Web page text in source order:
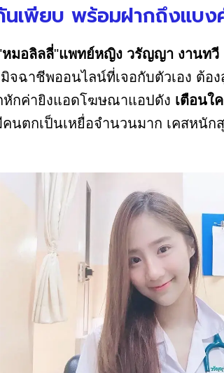
นเพียบ พร้อมฝากถึงแบง
หมอลิลลี่"แพทย์หญิง วรัญญา งานทวี
จฉาชีพออนไลน์ที่เจอกับตัวเอง ต้อ
หักค่ายิงแอดโฆษณาแอปดัง เตือนใ
นตกเป็นเหยื่อจำนวนมาก เคสหนั